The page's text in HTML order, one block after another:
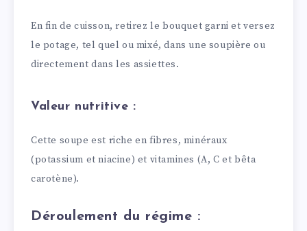
En fin de cuisson, retirez le bouquet garni et versez
le potage, tel quel ou mixé, dans une soupière ou
directement dans les assiettes.
Valeur nutritive :
Cette soupe est riche en fibres, minéraux
(potassium et niacine) et vitamines (A, C et bêta
carotène).
Déroulement du régime :